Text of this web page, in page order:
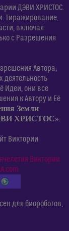
ДЭВИ ХРИСТОС.
Тиражирование,
включая
с Разрешения
Автора,
деятельность
Идеи, они все
к Автору и Её
Земли
ХРИСТОС».
Виктории
Виктории
для биороботов,